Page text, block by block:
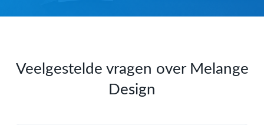
Veelgestelde vragen over Melange
Design